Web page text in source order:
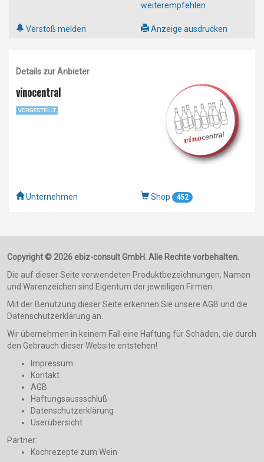
weiterempfehlen
Verstoß melden Anzeige ausdrucken
Details zur Anbieter
vinocentral
Unternehmen Shop 452
Copyright © 2026 ebiz-consult GmbH. Alle Rechte vorbehalten.
Die auf dieser Seite verwendeten Produktbezeichnungen, Namen
und Warenzeichen sind Eigentum der jeweiligen Firmen.
Mit der Benutzung dieser Seite erkennen Sie unsere AGB und die
Datenschutzerklärung an.
Wir übernehmen in keinem Fall eine Haftung für Schäden, die durch
den Gebrauch dieser Website entstehen!
Impressum
Kontakt
AGB
Haftungsaussschluß
Datenschutzerklärung
Userübersicht
Partner:
Kochrezepte zum Wein